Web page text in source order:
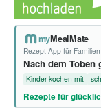
myMealMate
Rezept-App für Familien
Nach dem Toben
Kinder kochen mit
Rezepte für